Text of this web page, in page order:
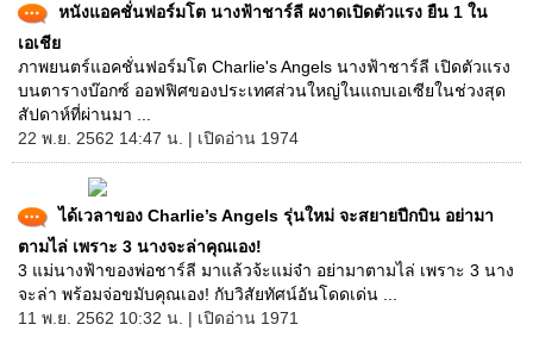
หนังแอคชั่นฟอร์มโต นางฟ้าชาร์ลี ผงาดเปิดตัวแรง ยืน 1 ใน
เอเชีย
ภาพยนตร์แอคชั่นฟอร์มโต Charlie's Angels นางฟ้าชาร์ลี เปิดตัวแรง
บนตารางบ๊อกซ์ ออฟฟิศของประเทศส่วนใหญ่ในแถบเอเซียในช่วงสุด
สัปดาห์ที่ผ่านมา ...
22 พ.ย. 2562 14:47 น. | เปิดอ่าน 1974
ได้เวลาของ Charlie’s Angels รุ่นใหม่ จะสยายปีกบิน อย่ามา
ตามไล่ เพราะ 3 นางจะล่าคุณเอง!
3 แม่นางฟ้าของพ่อชาร์ลี มาแล้วจ้ะแม่จ๋า อย่ามาตามไล่ เพราะ 3 นาง
จะล่า พร้อมจ่อขมับคุณเอง! กับวิสัยทัศน์อันโดดเด่น ...
11 พ.ย. 2562 10:32 น. | เปิดอ่าน 1971